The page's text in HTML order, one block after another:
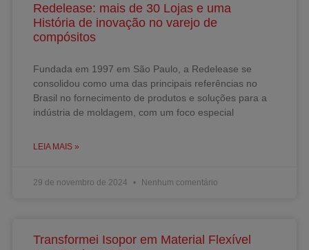
Redelease: mais de 30 Lojas e uma
História de inovação no varejo de
compósitos
Fundada em 1997 em São Paulo, a Redelease se
consolidou como uma das principais referências no
Brasil no fornecimento de produtos e soluções para a
indústria de moldagem, com um foco especial
LEIA MAIS »
29 de novembro de 2024 Nenhum comentário
Transformei Isopor em Material Flexível